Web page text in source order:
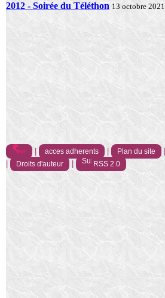
2012 - Soirée du Téléthon 13 octobre
acces adherents Plan du site
Droits d'auteur RSS 2.0